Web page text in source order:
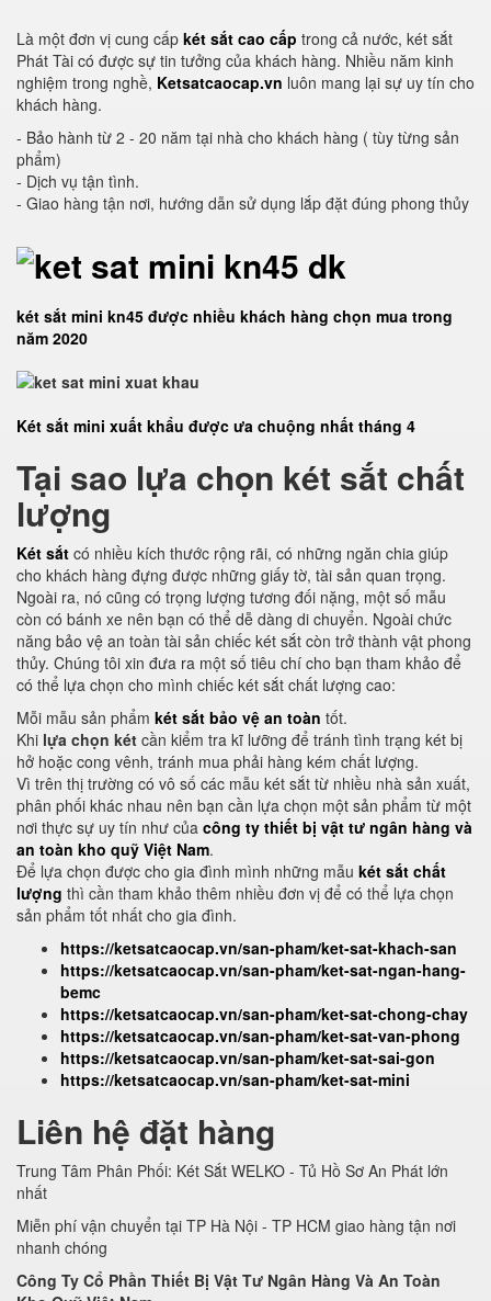
Là một đơn vị cung cấp két sắt cao cấp trong cả nước, két sắt
Phát Tài có được sự tin tưởng của khách hàng. Nhiều năm kinh
nghiệm trong nghề, Ketsatcaocap.vn luôn mang lại sự uy tín cho
khách hàng.
- Bảo hành từ 2 - 20 năm tại nhà cho khách hàng ( tùy từng sản
phẩm)
- Dịch vụ tận tình.
- Giao hàng tận nơi, hướng dẫn sử dụng lắp đặt đúng phong thủy
két sắt mini kn45 được nhiều khách hàng chọn mua trong
năm 2020
Két sắt mini xuất khẩu được ưa chuộng nhất tháng 4
Tại sao lựa chọn két sắt chất
lượng
Két sắt có nhiều kích thước rộng rãi, có những ngăn chia giúp
cho khách hàng đựng được những giấy tờ, tài sản quan trọng.
Ngoài ra, nó cũng có trọng lượng tương đối nặng, một số mẫu
còn có bánh xe nên bạn có thể dễ dàng di chuyển. Ngoài chức
năng bảo vệ an toàn tài sản chiếc két sắt còn trở thành vật phong
thủy. Chúng tôi xin đưa ra một số tiêu chí cho bạn tham khảo để
có thể lựa chọn cho mình chiếc két sắt chất lượng cao:
Mỗi mẫu sản phẩm két sắt bảo vệ an toàn tốt.
Khi lựa chọn két cần kiểm tra kĩ lưỡng để tránh tình trạng két bị
hở hoặc cong vênh, tránh mua phải hàng kém chất lượng.
Vì trên thị trường có vô số các mẫu két sắt từ nhiều nhà sản xuất,
phân phối khác nhau nên bạn cần lựa chọn một sản phẩm từ một
nơi thực sự uy tín như của công ty thiết bị vật tư ngân hàng và
an toàn kho quỹ Việt Nam.
Để lựa chọn được cho gia đình mình những mẫu két sắt chất
lượng thì cần tham khảo thêm nhiều đơn vị để có thể lựa chọn
sản phẩm tốt nhất cho gia đình.
https://ketsatcaocap.vn/san-pham/ket-sat-khach-san
https://ketsatcaocap.vn/san-pham/ket-sat-ngan-hang-
bemc
https://ketsatcaocap.vn/san-pham/ket-sat-chong-chay
https://ketsatcaocap.vn/san-pham/ket-sat-van-phong
https://ketsatcaocap.vn/san-pham/ket-sat-sai-gon
https://ketsatcaocap.vn/san-pham/ket-sat-mini
Liên hệ đặt hàng
Trung Tâm Phân Phối: Két Sắt WELKO - Tủ Hồ Sơ An Phát lớn
nhất
Miễn phí vận chuyển tại TP Hà Nội - TP HCM giao hàng tận nơi
nhanh chóng
Công Ty Cổ Phần Thiết Bị Vật Tư Ngân Hàng Và An Toàn